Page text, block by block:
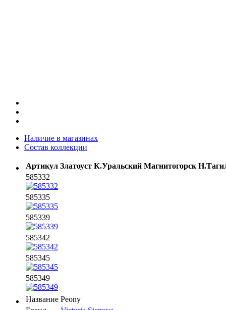
Наличие в магазинах
Состав коллекции
Артикул Златоуст К.Уральский Магнитогорск
585332
585335
585339
585342
585345
585349
Название Peony